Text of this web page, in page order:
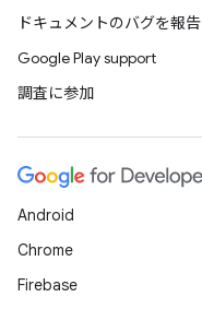
ドキュメントのバグを報告
Google Play support
調査に参加
Android
Chrome
Firebase